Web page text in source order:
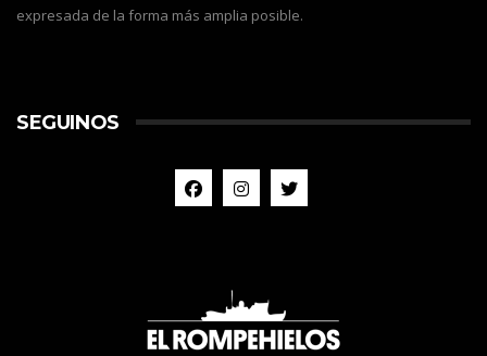
expresada de la forma más amplia posible.
SEGUINOS